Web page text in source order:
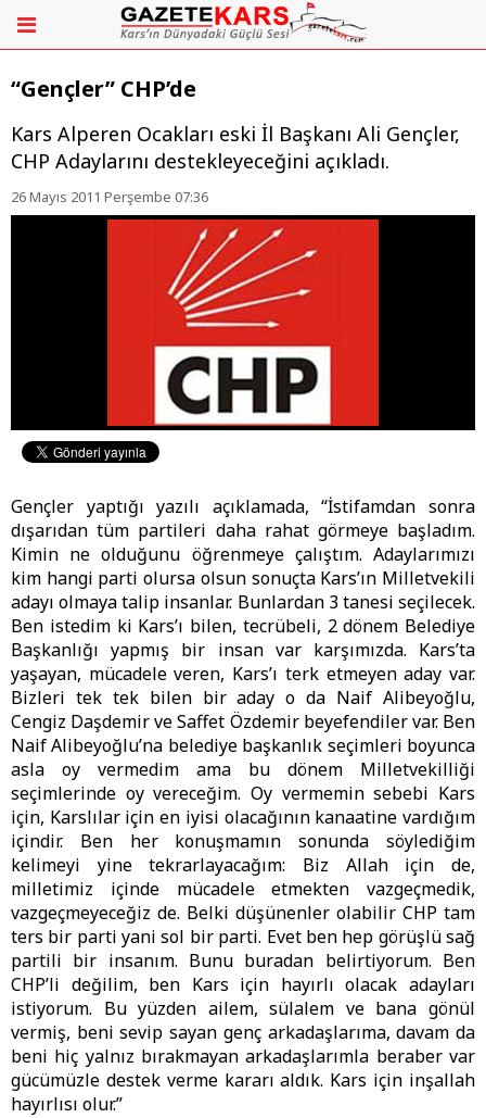
“Gençler” CHP’de
Kars Alperen Ocakları eski İl Başkanı Ali Gençler,
CHP Adaylarını destekleyeceğini açıkladı.
26 Mayıs 2011 Perşembe 07:36
Gençler yaptığı yazılı açıklamada, “İstifamdan sonra
dışarıdan tüm partileri daha rahat görmeye başladım.
Kimin ne olduğunu öğrenmeye çalıştım. Adaylarımızı
kim hangi parti olursa olsun sonuçta Kars’ın Milletvekili
adayı olmaya talip insanlar. Bunlardan 3 tanesi seçilecek.
Ben istedim ki Kars’ı bilen, tecrübeli, 2 dönem Belediye
Başkanlığı yapmış bir insan var karşımızda. Kars’ta
yaşayan, mücadele veren, Kars’ı terk etmeyen aday var.
Bizleri tek tek bilen bir aday o da Naif Alibeyoğlu,
Cengiz Daşdemir ve Saffet Özdemir beyefendiler var. Ben
Naif Alibeyoğlu’na belediye başkanlık seçimleri boyunca
asla oy vermedim ama bu dönem Milletvekilliği
seçimlerinde oy vereceğim. Oy vermemin sebebi Kars
için, Karslılar için en iyisi olacağının kanaatine vardığım
içindir. Ben her konuşmamın sonunda söylediğim
kelimeyi yine tekrarlayacağım: Biz Allah için de,
milletimiz içinde mücadele etmekten vazgeçmedik,
vazgeçmeyeceğiz de. Belki düşünenler olabilir CHP tam
ters bir parti yani sol bir parti. Evet ben hep görüşlü sağ
partili bir insanım. Bunu buradan belirtiyorum. Ben
CHP’li değilim, ben Kars için hayırlı olacak adayları
istiyorum. Bu yüzden ailem, sülalem ve bana gönül
vermiş, beni sevip sayan genç arkadaşlarıma, davam da
beni hiç yalnız bırakmayan arkadaşlarımla beraber var
gücümüzle destek verme kararı aldık. Kars için inşallah
hayırlısı olur.”